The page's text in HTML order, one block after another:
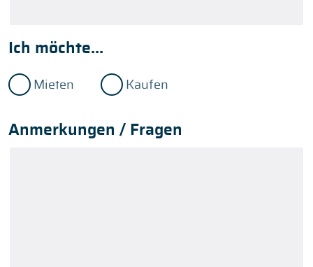
Ich möchte...
Mieten Kaufen
Anmerkungen / Fragen